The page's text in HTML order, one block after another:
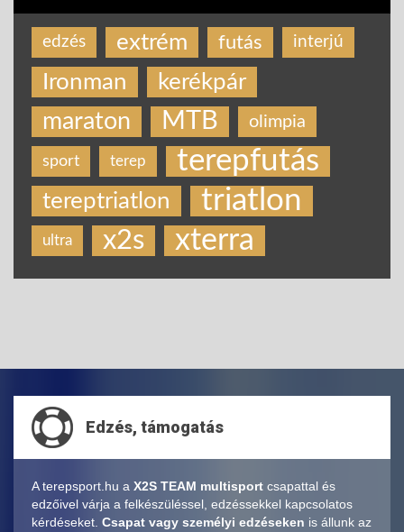
edzés extrém futás interjú
Ironman kerékpár
maraton MTB olimpia
sport terep terepfutás
tereptriatlon triatlon
ultra x2s xterra
Edzés, támogatás
A terepsport.hu a X2S TEAM multisport csapattal és
edzőivel várja a felkészüléssel, edzéssekkel kapcsolatos
kérdéseket. Csapat vagy személyi edzéseken is állunk az